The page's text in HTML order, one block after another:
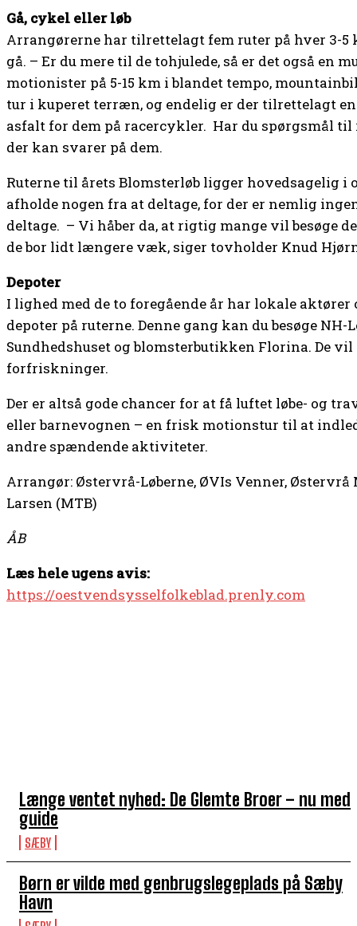
Længe ventet nyhed: De Glemte Broer – nu med
guide
SÆBY
Børn er vilde med genbrugslegeplads på Sæby
Havn
Gå, cykel eller løb
Arrangørerne har tilrettelagt fem ruter på hver 3-5
gå. – Er du mere til de tohjulede, så er det også en
motionister på 5-15 km i blandet tempo,
tur i kuperet terræn, og endelig er der tilrettelagt
asfalt for dem på racercykler. Har du spørgsmål
der kan svarer på dem.
Ruterne til årets Blomsterløb ligger hovedsagelig i
afholde nogen fra at deltage, for der er nemlig
deltage. – Vi håber da, at rigtig mange vil besøge
de bor lidt længere væk, siger tovholder Knud
Depoter
I lighed med de to foregående år har lokale
depoter på ruterne. Denne gang kan du besøge
Sundhedshuset og blomsterbutikken Florina. De
forfriskninger.
Der er altså gode chancer for at få luftet løbe- og
eller barnevognen – en frisk motionstur til at
andre spændende aktiviteter.
Arrangør: Østervrå-Løberne, ØVIs Venner,
Larsen (MTB)
ÅB
Læs hele ugens avis:
https://oestvendsysselfolkeblad.prenly.com